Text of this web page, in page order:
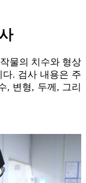
물의 치수와 형상
. 검사 내용은 주
, 변형, 두께, 그리